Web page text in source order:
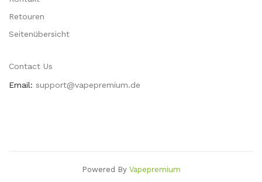
Retouren
Seitenübersicht
Contact Us
Email: support@vapepremium.de
Powered By Vapepremium